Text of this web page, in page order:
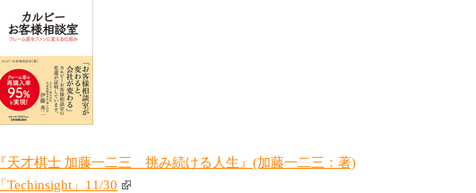
『天才棋士 加藤一二三 挑み続ける人生』(加藤一二三：著)
「Techinsight」11/30